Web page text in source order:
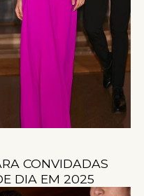
CONVIDADAS
DIA EM 2025